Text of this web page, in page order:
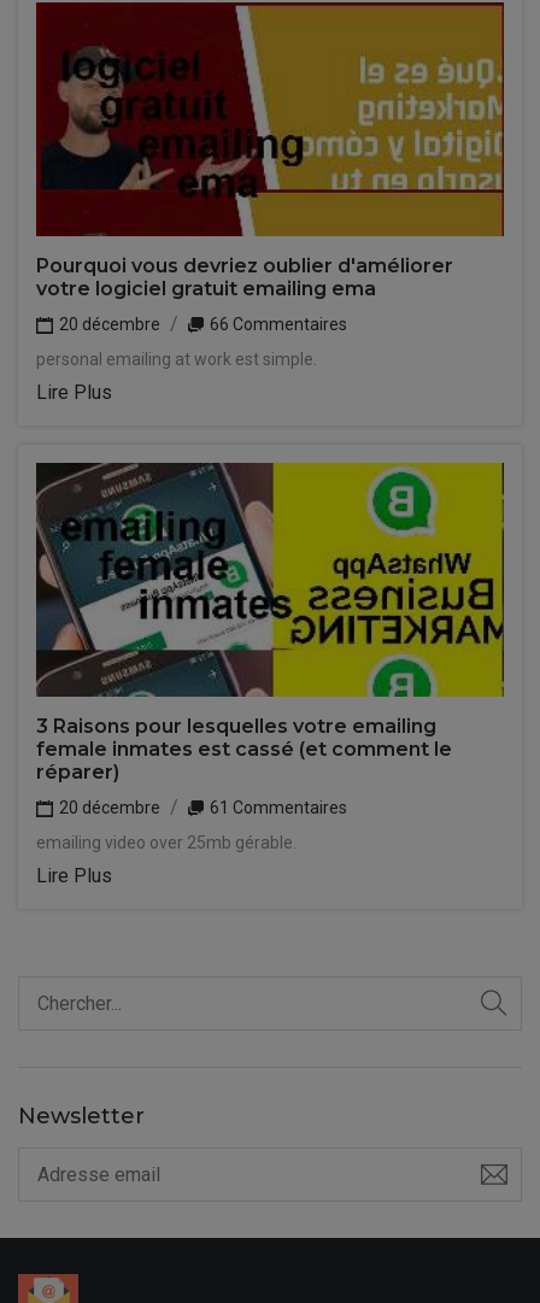
Pourquoi vous devriez oublier d'améliorer
votre logiciel gratuit emailing ema
20 décembre
66 Commentaires
personal emailing at work est simple.
Lire Plus
3 Raisons pour lesquelles votre emailing
female inmates est cassé (et comment le
réparer)
20 décembre
61 Commentaires
emailing video over 25mb gérable.
Lire Plus
Newsletter